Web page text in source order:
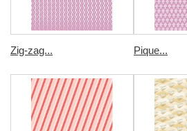
Zig-zag... Pique...